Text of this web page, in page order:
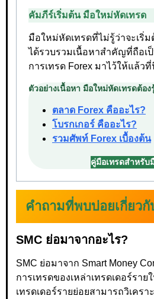
คัมภีร์เริ่มต้น มือใหม่หัดเทรด
มือใหม่หัดเทรดที่ไม่รู้ว่าจะเริ่
ได้รวบรวมเนื้อหาสำคัญที่ถือเ
การเทรด Forex มาไว้ให้แล้วที่
ตัวอย่างเนื้อหา มือใหม่หัดเทรดต้อง
ตลาด Forex คืออะไร?
โบรกเกอร์ คืออะไร?
รวมศัพท์ Forex เบื้องต้น
คู่มือเทรดสำหรับ
คำถามที่พบบ่อยเกี่ยวกั
SMC ย่อมาจากอะไร?
SMC ย่อมาจาก Smart Money
การเทรดของเหล่าเทรดเดอร์รา
เทรดเดอร์รายย่อยสามารถวิเคร